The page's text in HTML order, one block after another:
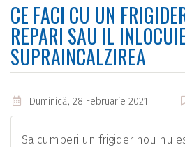
CE FACI CU UN
REPARI SAU IL
SUPRAINCALZIREA
Duminică, 28 Februarie 2021
Sa cumperi un frigider nou nu